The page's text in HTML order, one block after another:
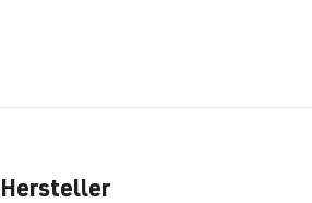
Hersteller